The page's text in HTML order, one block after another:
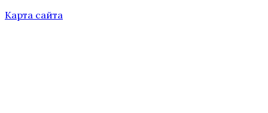
Карта сайта